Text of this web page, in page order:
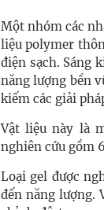
Một nhóm các
liệu polymer
điện sạch. Sáng
năng lượng bền
kiếm các giải
Vật liệu này là
nghiên cứu gồm
Loại gel được
đến năng lượng.